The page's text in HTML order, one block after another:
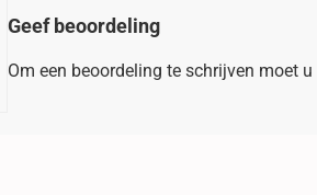
Geef beoordeling
Om een beoordeling te schrijven moet u